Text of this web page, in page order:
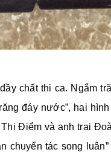
chất thi ca. Ngắm
đáy nước”, hai
Điểm và anh trai
chuyển tác song